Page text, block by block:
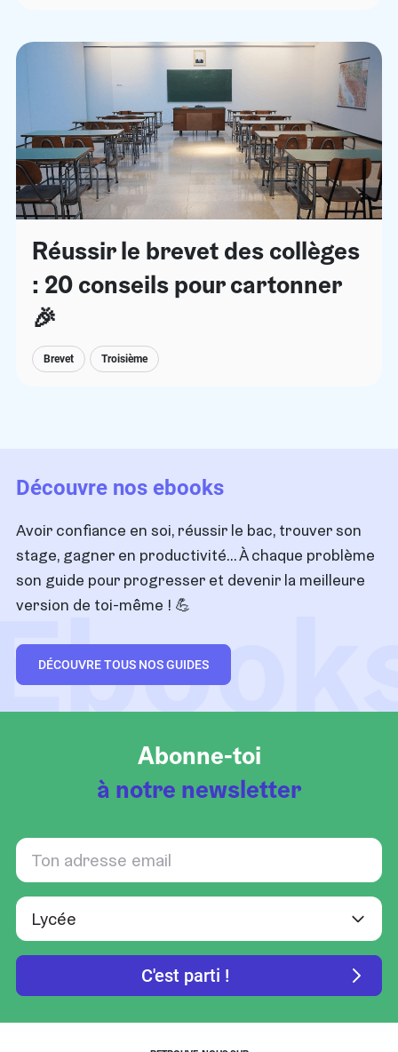
Réussir le brevet des collèges
: 20 conseils pour cartonner
🎉
Brevet Troisième
Découvre nos ebooks
Avoir confiance en soi, réussir le bac, trouver son
stage, gagner en productivité… À chaque problème
son guide pour progresser et devenir la meilleure
version de toi-même ! 💪
DÉCOUVRE TOUS NOS GUIDES
Abonne-toi
à notre newsletter